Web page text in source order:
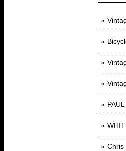
Chris